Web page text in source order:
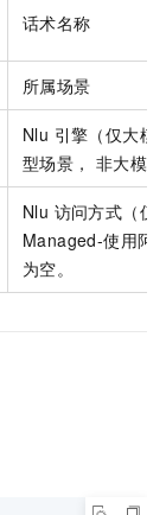
话术名称
所属场景
Nlu 引擎（仅大模
型场景， 非大模
Nlu 访问方式（仅
Managed-使用阿
为空。